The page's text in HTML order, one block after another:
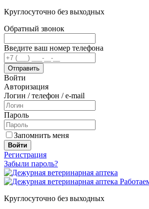
Круглосуточно без выходных
Обратный звонок
Введите ваш номер телефона
Войти
Авторизация
Логин / телефон / e-mail
Пароль
Запомнить меня
Войти
Регистрация
Забыли пароль?
Круглосуточно без выходных